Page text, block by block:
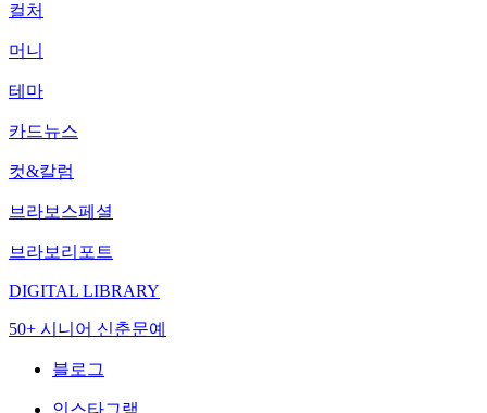
컬처
머니
테마
카드뉴스
컷&칼럼
브라보스페셜
브라보리포트
DIGITAL LIBRARY
50+ 시니어 신춘문예
블로그